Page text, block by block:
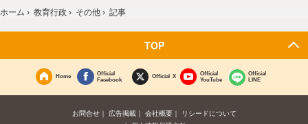
ホーム › 教育行政 › その他 › 記事
TOP
Home
Official
Facebook
Official X
Official
YouTube
Official
LINE
お問合せ 広告掲載 会社概要
リシードについて